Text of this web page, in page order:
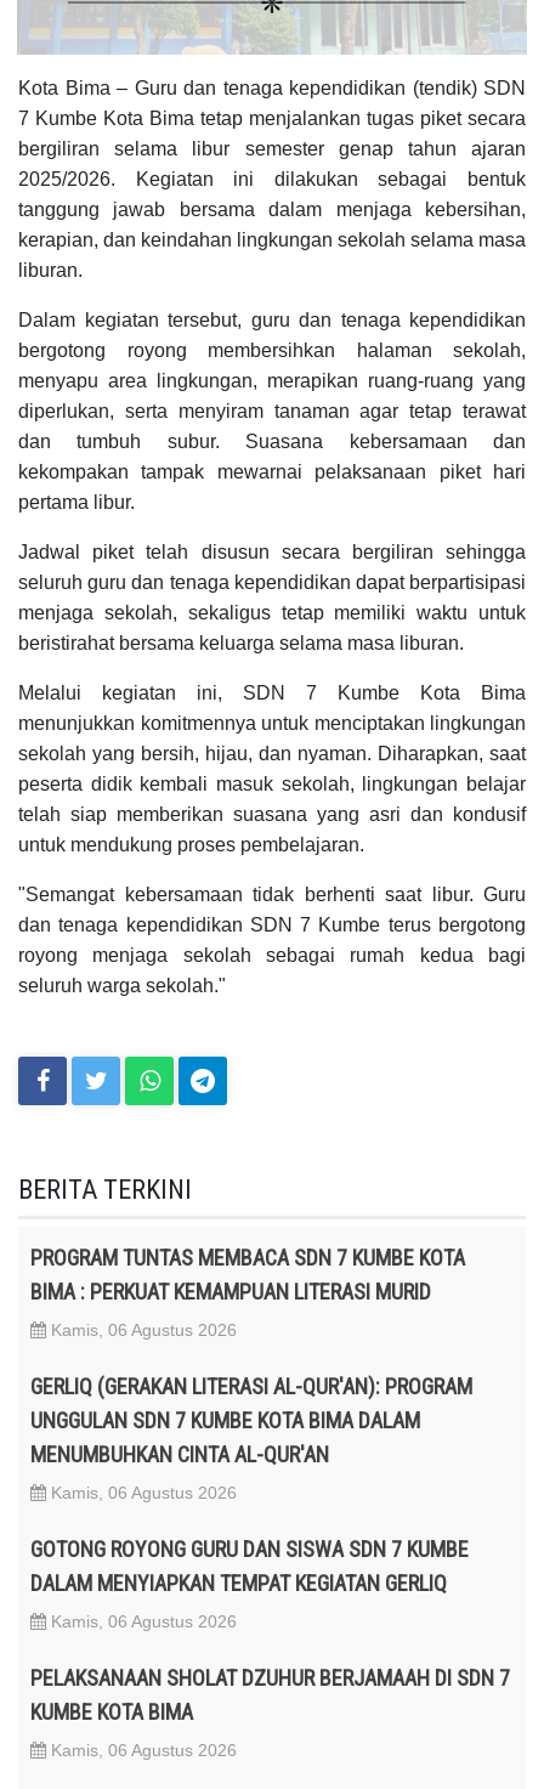
Kota Bima – Guru dan tenaga kependidikan (tendik) SDN
7 Kumbe Kota Bima tetap menjalankan tugas piket secara
bergiliran selama libur semester genap tahun ajaran
2025/2026. Kegiatan ini dilakukan sebagai bentuk
tanggung jawab bersama dalam menjaga kebersihan,
kerapian, dan keindahan lingkungan sekolah selama masa
liburan.
Dalam kegiatan tersebut, guru dan tenaga kependidikan
bergotong royong membersihkan halaman sekolah,
menyapu area lingkungan, merapikan ruang-ruang yang
diperlukan, serta menyiram tanaman agar tetap terawat
dan tumbuh subur. Suasana kebersamaan dan
kekompakan tampak mewarnai pelaksanaan piket hari
pertama libur.
Jadwal piket telah disusun secara bergiliran sehingga
seluruh guru dan tenaga kependidikan dapat berpartisipasi
menjaga sekolah, sekaligus tetap memiliki waktu untuk
beristirahat bersama keluarga selama masa liburan.
Melalui kegiatan ini, SDN 7 Kumbe Kota Bima
menunjukkan komitmennya untuk menciptakan lingkungan
sekolah yang bersih, hijau, dan nyaman. Diharapkan, saat
peserta didik kembali masuk sekolah, lingkungan belajar
telah siap memberikan suasana yang asri dan kondusif
untuk mendukung proses pembelajaran.
"Semangat kebersamaan tidak berhenti saat libur. Guru
dan tenaga kependidikan SDN 7 Kumbe terus bergotong
royong menjaga sekolah sebagai rumah kedua bagi
seluruh warga sekolah."
BERITA TERKINI
PROGRAM TUNTAS MEMBACA SDN 7 KUMBE KOTA
BIMA : PERKUAT KEMAMPUAN LITERASI MURID
Kamis, 06 Agustus 2026
GERLIQ (GERAKAN LITERASI AL-QUR'AN): PROGRAM
UNGGULAN SDN 7 KUMBE KOTA BIMA DALAM
MENUMBUHKAN CINTA AL-QUR'AN
Kamis, 06 Agustus 2026
GOTONG ROYONG GURU DAN SISWA SDN 7 KUMBE
DALAM MENYIAPKAN TEMPAT KEGIATAN GERLIQ
Kamis, 06 Agustus 2026
PELAKSANAAN SHOLAT DZUHUR BERJAMAAH DI SDN 7
KUMBE KOTA BIMA
Kamis, 06 Agustus 2026